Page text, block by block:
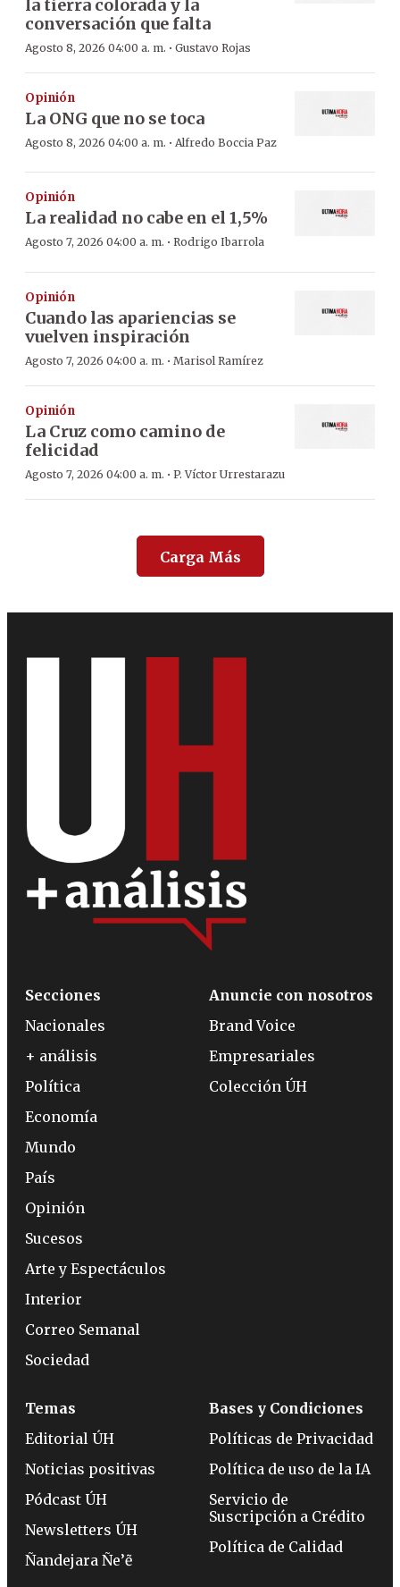
la tierra colorada y la
conversación que falta
Agosto 8, 2026 04:00 a. m. · Gustavo Rojas
Opinión
La ONG que no se toca
Agosto 8, 2026 04:00 a. m. · Alfredo Boccia Paz
Opinión
La realidad no cabe en el 1,5%
Agosto 7, 2026 04:00 a. m. · Rodrigo Ibarrola
Opinión
Cuando las apariencias se
vuelven inspiración
Agosto 7, 2026 04:00 a. m. · Marisol Ramírez
Opinión
La Cruz como camino de
felicidad
Agosto 7, 2026 04:00 a. m. · P. Víctor Urrestarazu
Carga Más
Secciones
Nacionales
+ análisis
Política
Economía
Mundo
País
Opinión
Sucesos
Arte y Espectáculos
Interior
Correo Semanal
Sociedad
Anuncie con nosotros
Brand Voice
Empresariales
Colección ÚH
Temas
Editorial ÚH
Noticias positivas
Pódcast ÚH
Newsletters ÚH
Ñandejara Ñe’ẽ
Bases y Condiciones
Políticas de Privacidad
Política de uso de la IA
Servicio de
Suscripción a Crédito
Política de Calidad